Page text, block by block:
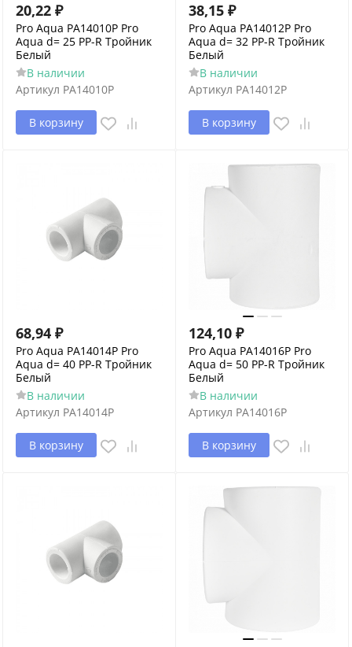
20,22 ₽
Pro Aqua PA14010P Pro
Aqua d= 25 PP-R Тройник
Белый
В наличии
Артикул PA14010P
В корзину
38,15 ₽
Pro Aqua PA14012P Pro
Aqua d= 32 PP-R Тройник
Белый
В наличии
Артикул PA14012P
В корзину
68,94 ₽
Pro Aqua PA14014P Pro
Aqua d= 40 PP-R Тройник
Белый
В наличии
Артикул PA14014P
В корзину
124,10 ₽
Pro Aqua PA14016P Pro
Aqua d= 50 PP-R Тройник
Белый
В наличии
Артикул PA14016P
В корзину